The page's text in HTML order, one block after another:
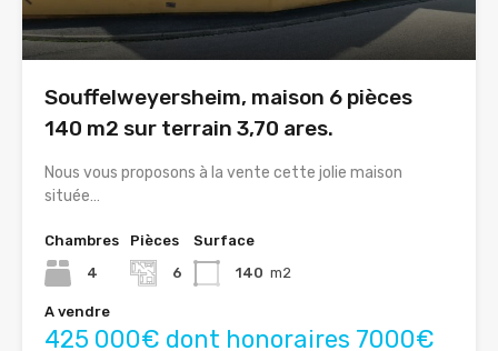
Souffelweyersheim, maison 6 pièces
140 m2 sur terrain 3,70 ares.
Nous vous proposons à la vente cette jolie maison
située…
Chambres
4
Pièces
6
Surface
140 m2
A vendre
425 000€ dont honoraires 7000€